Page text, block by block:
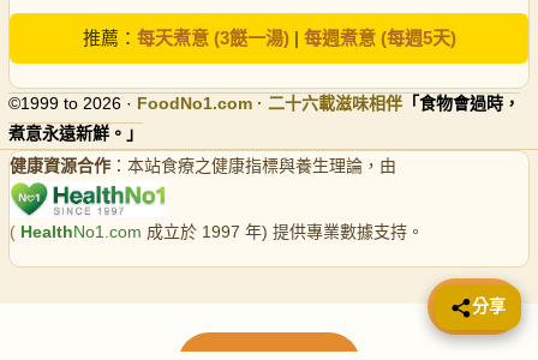
推薦： 每天煮意 (3餸一湯)| 每週煮意 (每週5天)
©1999 to 2026 · FoodNo1.com · 二十六載滋味相伴 「食物會過時，
煮意永遠新鮮。」
健康資源合作 ：本站食療之健康指標與養生理論，由
( HealthNo1.com 成立於 1997 年) 提供專業數據支持。
📤 分享
分享